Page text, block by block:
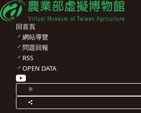
回首頁
網站導覽
問題回報
RSS
OPEN DATA
字